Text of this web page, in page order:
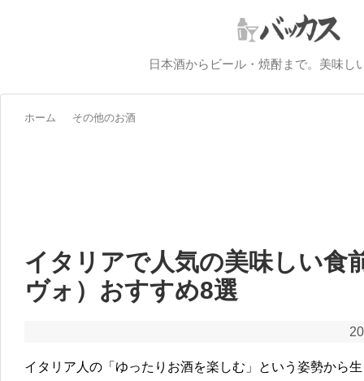
日本酒からビール・焼酎まで。美味し
ホーム その他のお酒
イタリアで人気の美味しい食
ヴォ）おすすめ8選
イタリア人の「ゆったりお酒を楽しむ」という姿勢から